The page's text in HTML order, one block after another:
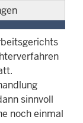
sinnvoll
noch einmal